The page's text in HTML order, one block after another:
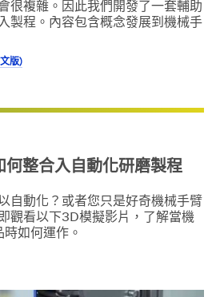
很複雜。因此我們開發了一套輔助
製程。內容包含概念發展到機械手
版)
整合入自動化研磨製程
自動化？或者您只是好奇機械手臂
觀看以下3D模擬影片，了解當機
如何運作。